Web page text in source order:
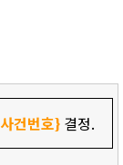
건번호} 결정.